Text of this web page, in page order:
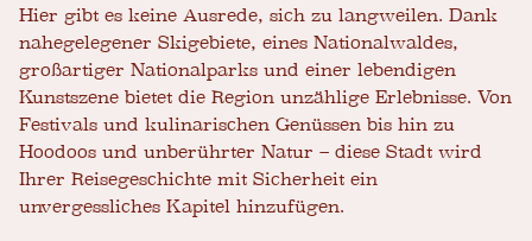
Hier gibt es keine Ausrede, sich zu langweilen. Dank
nahegelegener Skigebiete, eines Nationalwaldes,
großartiger Nationalparks und einer lebendigen
Kunstszene bietet die Region unzählige Erlebnisse. Von
Festivals und kulinarischen Genüssen bis hin zu
Hoodoos und unberührter Natur – diese Stadt wird
Ihrer Reisegeschichte mit Sicherheit ein
unvergessliches Kapitel hinzufügen.